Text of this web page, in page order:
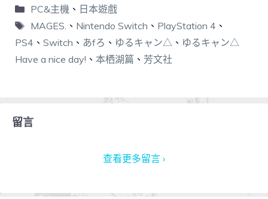
PC&主機 、 日本遊戲
MAGES. 、 Nintendo Switch 、 PlayStation 4 、
PS4 、 Switch 、 あfろ 、 ゆるキャン△ 、 ゆるキャン△
Have a nice day! 、 本栖湖篇 、 芳文社
留言
查看更多留言 ›